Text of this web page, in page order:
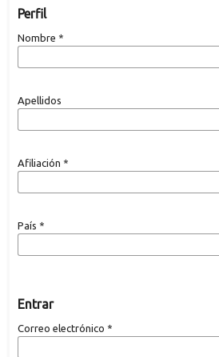
Perfil
Nombre *
Apellidos
Afiliación *
País *
Entrar
Correo electrónico *